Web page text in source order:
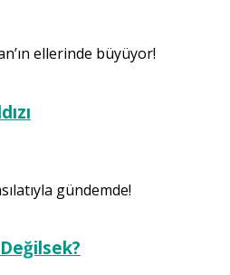
ellerinde büyüyor!
gündemde!